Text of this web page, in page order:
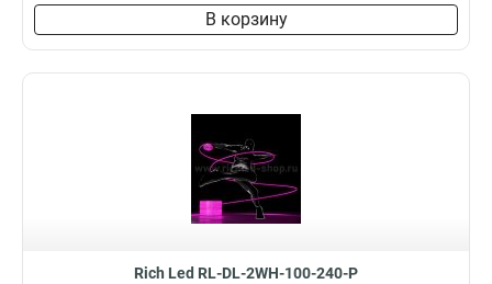
В корзину
Rich Led RL-DL-2WH-100-240-P